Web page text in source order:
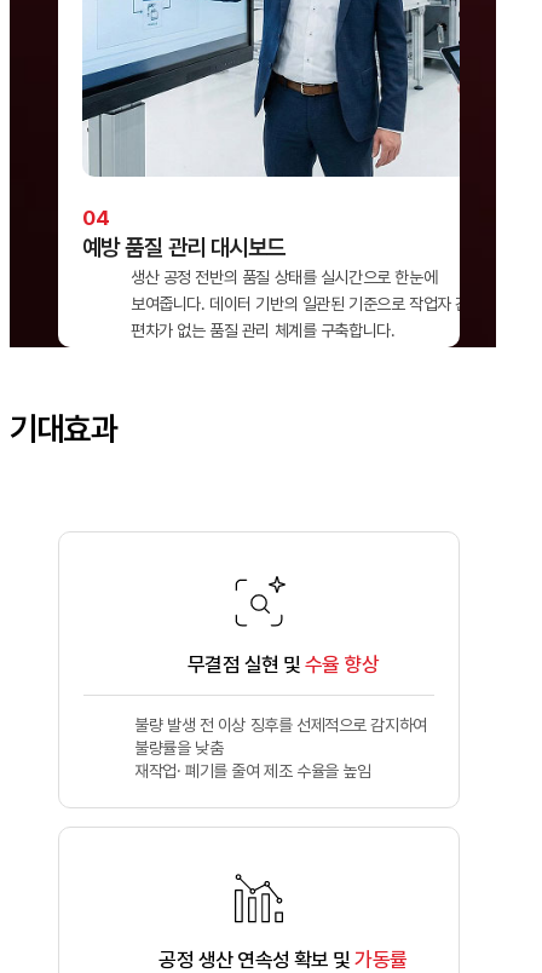
예방 품질 관리 대시보드
생산 공정 전반의 품질 상태를 실시간으로 한눈에
보여줍니다. 데이터 기반의 일관된 기준으로 작업자 간
편차가 없는 품질 관리 체계를 구축합니다.
기대효과
무결점 실현 및 수율 향상
불량 발생 전 이상 징후를 선제적으로 감지하여
불량률을 낮춤
재작업· 폐기를 줄여 제조 수율을 높임
공정 생산 연속성 확보 및가동률